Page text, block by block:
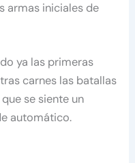
armas iniciales de
ya las primeras
carnes las batallas
se siente un
automático.